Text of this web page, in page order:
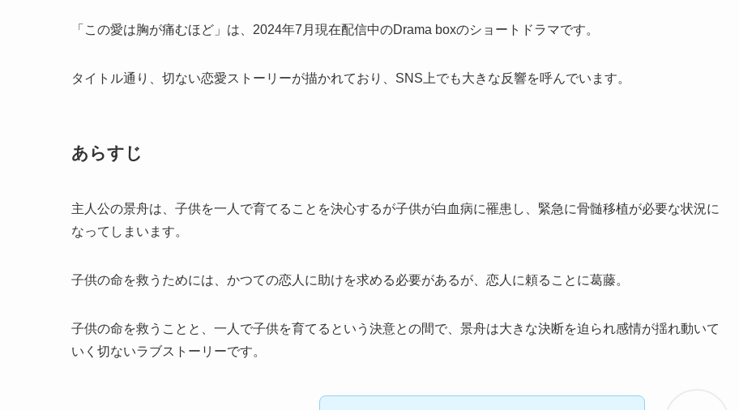
「この愛は胸が痛むほど」は、2024年7月現在配信中のDrama boxのショートドラマです。
タイトル通り、切ない恋愛ストーリーが描かれており、SNS上でも大きな反響を呼んでいます。
あらすじ
主人公の景舟は、子供を一人で育てることを決心するが子供が白血病に罹患し、緊急に骨髄移植が必要な状況に
なってしまいます。
子供の命を救うためには、かつての恋人に助けを求める必要があるが、恋人に頼ることに葛藤。
子供の命を救うことと、一人で子供を育てるという決意との間で、景舟は大きな決断を迫られ感情が揺れ動いて
いく切ないラブストーリーです。